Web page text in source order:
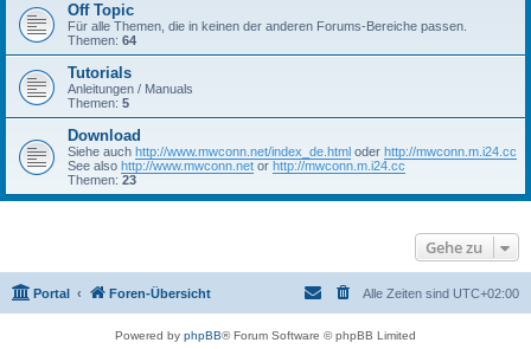
Off Topic
Für alle Themen, die in keinen der anderen Forums-Bereiche passen.
Themen: 64
Tutorials
Anleitungen / Manuals
Themen: 5
Download
Siehe auch http://www.mwconn.net/index_de.html oder http://mwconn.m.i24.cc
See also http://www.mwconn.net or http://mwconn.m.i24.cc
Themen: 23
Gehe zu
Portal Foren-Übersicht Alle Zeiten sind UTC+02:00
Powered by phpBB® Forum Software © phpBB Limited